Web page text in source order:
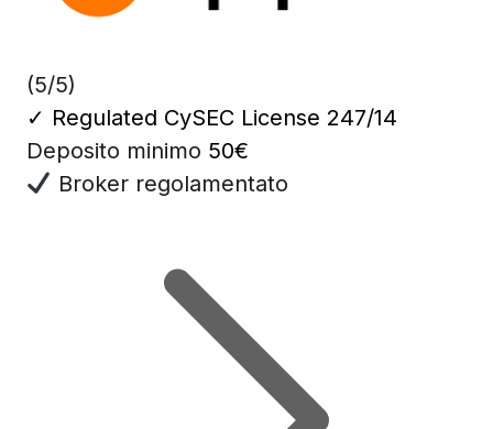
(5/5)
✓ Regulated CySEC License 247/14
Deposito minimo 50€
Broker regolamentato